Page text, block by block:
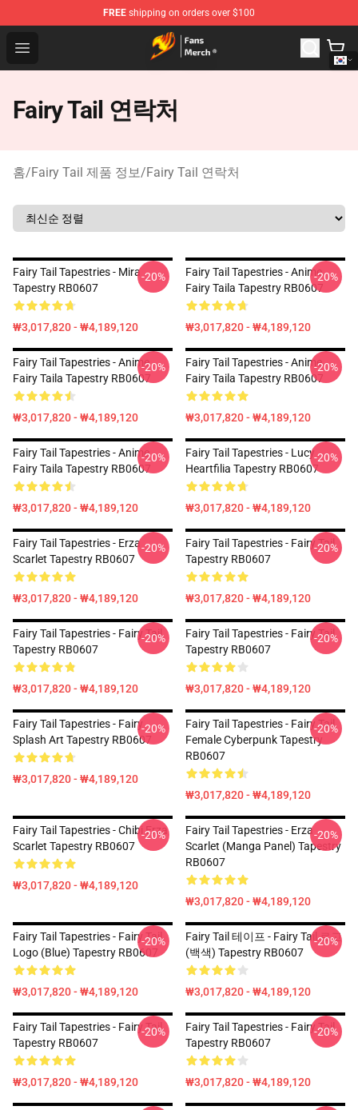
FREE shipping on orders over $100
Open menu
Fairy Tail Store - Official Fairy Tail Merchandise Shop
Fairy Tail 연락처
홈/Fairy Tail 제품 정보/Fairy Tail 연락처
Fairy Tail Tapestries - Mira
Tapestry RB0607
₩3,017,820 - ₩4,189,120
-20%
Fairy Tail Tapestries - Anime
Fairy Taila Tapestry RB0607
₩3,017,820 - ₩4,189,120
-20%
Fairy Tail Tapestries - Anime
Fairy Taila Tapestry RB0607
₩3,017,820 - ₩4,189,120
-20%
Fairy Tail Tapestries - Anime
Fairy Taila Tapestry RB0607
₩3,017,820 - ₩4,189,120
-20%
Fairy Tail Tapestries - Anime
Fairy Taila Tapestry RB0607
₩3,017,820 - ₩4,189,120
-20%
Fairy Tail Tapestries - Lucy
Heartfilia Tapestry RB0607
₩3,017,820 - ₩4,189,120
-20%
Fairy Tail Tapestries - Erza
Scarlet Tapestry RB0607
₩3,017,820 - ₩4,189,120
-20%
Fairy Tail Tapestries - Fairy Tail
Tapestry RB0607
₩3,017,820 - ₩4,189,120
-20%
Fairy Tail Tapestries - Fairy Tail
Tapestry RB0607
₩3,017,820 - ₩4,189,120
-20%
Fairy Tail Tapestries - Fairy Tail
Tapestry RB0607
₩3,017,820 - ₩4,189,120
-20%
Fairy Tail Tapestries - Fairy
Splash Art Tapestry RB0607
₩3,017,820 - ₩4,189,120
-20%
Fairy Tail Tapestries - Fairy Tail
Female Cyberpunk Tapestry
RB0607
₩3,017,820 - ₩4,189,120
-20%
Fairy Tail Tapestries - Chibi Erza
Scarlet Tapestry RB0607
₩3,017,820 - ₩4,189,120
-20%
Fairy Tail Tapestries - Erza
Scarlet (Manga Panel) Tapestry
RB0607
₩3,017,820 - ₩4,189,120
-20%
Fairy Tail Tapestries - Fairy Tail
Logo (blue) Tapestry RB0607
₩3,017,820 - ₩4,189,120
-20%
Fairy Tail 테이프 - Fairy Tail 로고
(백색) Tapestry RB0607
₩3,017,820 - ₩4,189,120
-20%
Fairy Tail Tapestries - Fairy Tail
Tapestry RB0607
₩3,017,820 - ₩4,189,120
-20%
Fairy Tail Tapestries - Fairy Tail
Tapestry RB0607
₩3,017,820 - ₩4,189,120
-20%